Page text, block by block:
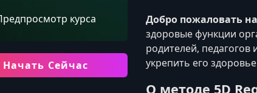
курса
Начать Сейчас
Добро пожаловать
здоровые функции
родителей,
укрепить его
О методе 5D